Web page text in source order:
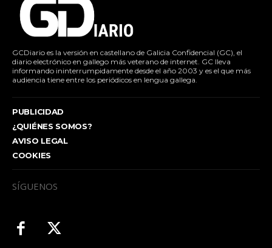
GCDiario es la versión en castellano de Galicia Confidencial (GC), el
diario electrónico en gallego más veterano de internet. GC lleva
informando ininterrumpidamente desde el año 2003 y es el que más
audiencia tiene entre los periódicos en lengua gallega.
PUBLICIDAD
¿QUIÉNES SOMOS?
AVISO LEGAL
COOKIES
SÍGUENOS